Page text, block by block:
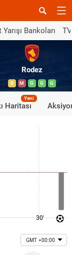
Yarışı Bankoları
Rodez
B M G G G
Haritası
Yeni
30'
GMT +00:00